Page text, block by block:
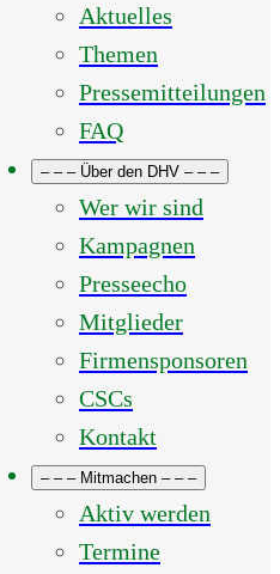
Aktuelles
Themen
Pressemitteilungen
FAQ
– – – Über den DHV – – –
Wer wir sind
Kampagnen
Presseecho
Mitglieder
Firmensponsoren
CSCs
Kontakt
– – – Mitmachen – – –
Aktiv werden
Termine